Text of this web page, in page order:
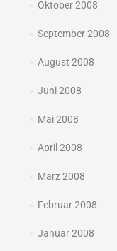
Oktober 2008
September 2008
August 2008
Juni 2008
Mai 2008
April 2008
März 2008
Februar 2008
Januar 2008